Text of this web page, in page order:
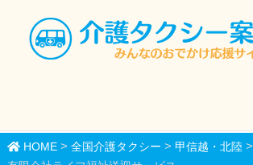
HOME> 全国介護タクシー > 甲信越・北陸>